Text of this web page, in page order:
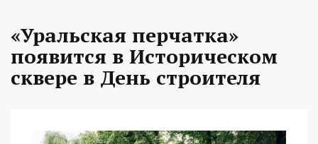
«Уральская перчатка»
появится в Историческом
сквере в День строителя